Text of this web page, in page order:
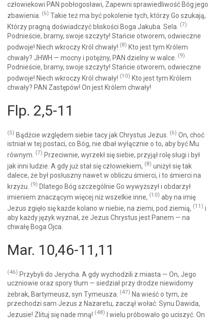
człowiekowi PAN pobłogosławi, Zapewni sprawiedliwość Bóg jego
zbawienia. (6) Takie też ma być pokolenie tych, którzy Go szukają,
Którzy pragną doświadczyć bliskości Boga Jakuba. Sela. (7)
Podnieście, bramy, swoje szczyty! Stańcie otworem, odwieczne
podwoje! Niech wkroczy Król chwały! (8) Kto jest tym Królem
chwały? JHWH — mocny i potężny, PAN dzielny w walce. (9)
Podnieście, bramy, swoje szczyty! Stańcie otworem, odwieczne
podwoje! Niech wkroczy Król chwały! (10) Kto jest tym Królem
chwały? PAN Zastępów! On jest Królem chwały!
Flp. 2,5-11
(5) Bądźcie względem siebie tacy jak Chrystus Jezus. (6) On, choć
istniał w tej postaci, co Bóg, nie dbał wyłącznie o to, aby być Mu
równym. (7) Przeciwnie, wyrzekł się siebie, przyjął rolę sługi i był
jak inni ludzie. A gdy już stał się człowiekiem, (8) uniżył się tak
dalece, że był posłuszny nawet w obliczu śmierci, i to śmierci na
krzyżu. (9) Dlatego Bóg szczególnie Go wywyższył i obdarzył
imieniem znaczącym więcej niż wszelkie inne, (10) aby na imię
Jezus zgięło się każde kolano w niebie, na ziemi, pod ziemią, (11) i
aby każdy język wyznał, że Jezus Chrystus jest Panem — na
chwałę Boga Ojca.
Mar. 10,46-11,11
(46) Przybyli do Jerycha. A gdy wychodzili z miasta — On, Jego
uczniowie oraz spory tłum — siedział przy drodze niewidomy
żebrak, Bartymeusz, syn Tymeusza. (47) Na wieść o tym, że
przechodzi sam Jezus z Nazaretu, zaczął wołać: Synu Dawida,
Jezusie! Zlituj się nade mną! (48) I wielu próbowało go uciszyć. On